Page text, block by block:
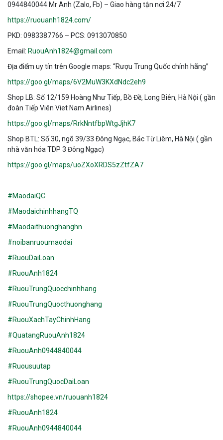
0944840044 Mr Anh (Zalo, Fb) – Giao hàng tận nơi 24/7
https://ruouanh1824.com/
PKD: 0983387766 – PCS: 0913070850
Email: RuouAnh1824@gmail.com
Địa điểm uy tín trên Google maps: “Rượu Trung Quốc chính hãng”
https://goo.gl/maps/6V2MuW3KXdNdc2eh9
Shop LB: Số 12/159 Hoàng Như Tiếp, Bồ Đề, Long Biên, Hà Nội ( gần
đoàn Tiếp Viên Viet Nam Airlines)
https://goo.gl/maps/RrkNntfbpWtgJjhK7
Shop BTL: Số 30, ngõ 39/33 Đông Ngạc, Bắc Từ Liêm, Hà Nội ( gần
nhà văn hóa TDP 3 Đông Ngạc)
https://goo.gl/maps/uoZXoXRDS5zZtfZA7
#MaodaiQC
#MaodaichinhhangTQ
#Maodaithuonghanghn
#noibanruoumaodai
#RuouDaiLoan
#RuouAnh1824
#RuouTrungQuocchinhhang
#RuouTrungQuocthuonghang
#RuouXachTayChinhHang
#QuatangRuouAnh1824
#RuouAnh0944840044
#Ruousuutap
#RuouTrungQuocDaiLoan
https://shopee.vn/ruouanh1824
#RuouAnh1824
#RuouAnh0944840044